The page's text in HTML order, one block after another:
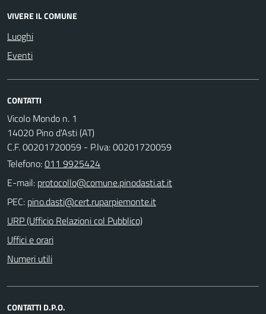
VIVERE IL COMUNE
Luoghi
Eventi
CONTATTI
Vicolo Mondo n. 1
14020 Pino d'Asti (AT)
C.F. 00201720059 - P.Iva: 00201720059
Telefono:011 9925424
E-mail:
PEC:
URP (Ufficio Relazioni col Pubblico)
Uffici e orari
Numeri utili
CONTATTI D.P.O.